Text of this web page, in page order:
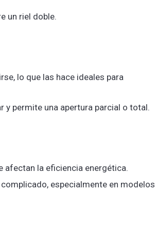
un riel doble.
lo que las hace ideales para
y permite una apertura parcial o total.
afectan la eficiencia energética.
especialmente en